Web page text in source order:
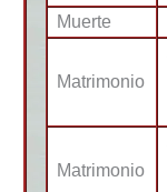
Muerte
Matrimonio
Matrimonio